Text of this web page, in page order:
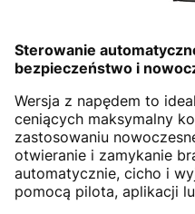
Sterowanie
bezpieczeństwo i
Wersja z napędem to
ceniących maksymalny
zastosowaniu
otwieranie i zamykanie
automatycznie, cicho i
pomocą pilota, aplikacji